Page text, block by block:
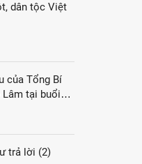
dân tộc Việt
của Tổng Bí
tại buổi
trả lời (2)